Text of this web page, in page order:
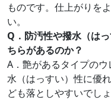
ものです。仕上がりを
い。
Q．防汚性や撥水（は
ちらがあるのか？
A．艶があるタイプの
水（はっすい）性に優
ども落としやすいでしょ